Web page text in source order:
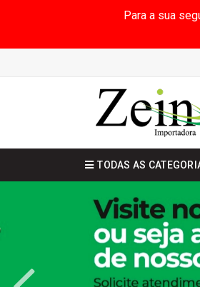
Para a sua
TODAS AS